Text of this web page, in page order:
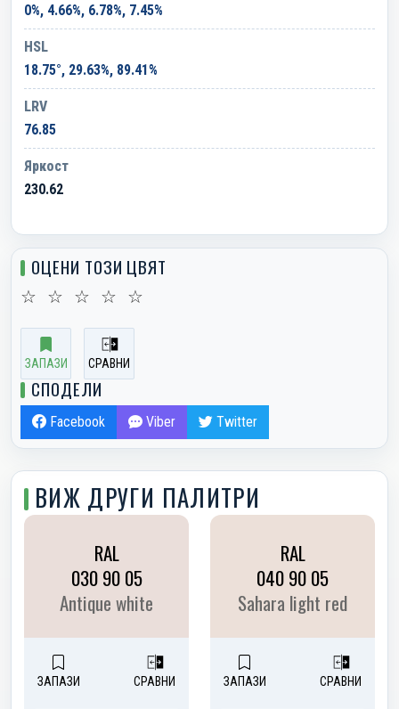
0%, 4.66%, 6.78%, 7.45%
HSL
18.75°, 29.63%, 89.41%
LRV
76.85
Яркост
230.62
ОЦЕНИ ТОЗИ ЦВЯТ
☆ ☆ ☆ ☆ ☆
ЗАПАЗИ СРАВНИ
СПОДЕЛИ
Facebook Viber Twitter
ВИЖ ДРУГИ ПАЛИТРИ
RAL
030 90 05
Antique white
ЗАПАЗИ СРАВНИ
RAL
040 90 05
Sahara light red
ЗАПАЗИ СРАВНИ